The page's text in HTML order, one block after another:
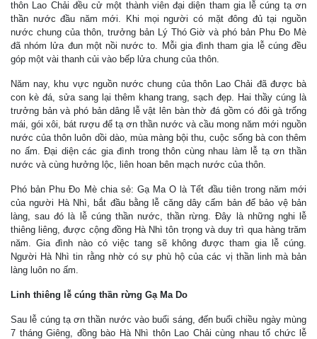
thôn Lao Chải đều cử một thành viên đại diện tham gia lễ cúng tạ ơn
thần nước đầu năm mới. Khi mọi người có mặt đông đủ tại nguồn
nước chung của thôn, trưởng bản Lý Thó Giờ và phó bản Phu Đo Mè
đã nhóm lửa đun một nồi nước to. Mỗi gia đình tham gia lễ cúng đều
góp một vài thanh củi vào bếp lửa chung của thôn.
Năm nay, khu vực nguồn nước chung của thôn Lao Chải đã được bà
con kè đá, sửa sang lại thêm khang trang, sạch đẹp. Hai thầy cúng là
trưởng bản và phó bản dâng lễ vật lên bàn thờ đá gồm có đôi gà trống
mái, gói xôi, bát rượu để tạ ơn thần nước và cầu mong năm mới nguồn
nước của thôn luôn dồi dào, mùa màng bội thu, cuộc sống bà con thêm
no ấm. Đại diện các gia đình trong thôn cùng nhau làm lễ tạ ơn thần
nước và cùng hưởng lộc, liên hoan bên mạch nước của thôn.
Phó bản Phu Đo Mè chia sẻ: Gạ Ma O là Tết đầu tiên trong năm mới
của người Hà Nhì, bắt đầu bằng lễ căng dây cấm bản để bảo vệ bản
làng, sau đó là lễ cúng thần nước, thần rừng. Đây là những nghi lễ
thiêng liêng, được cộng đồng Hà Nhì tôn trọng và duy trì qua hàng trăm
năm. Gia đình nào có việc tang sẽ không được tham gia lễ cúng.
Người Hà Nhì tin rằng nhờ có sự phù hộ của các vị thần linh mà bản
làng luôn no ấm.
Linh thiêng lễ cúng thần rừng Gạ Ma Do
Sau lễ cúng tạ ơn thần nước vào buổi sáng, đến buổi chiều ngày mùng
7 tháng Giêng, đồng bào Hà Nhì thôn Lao Chải cùng nhau tổ chức lễ